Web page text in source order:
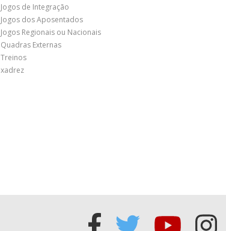
Jogos de Integração
Jogos dos Aposentados
Jogos Regionais ou Nacionais
Quadras Externas
Treinos
xadrez
Acessar
Acessar